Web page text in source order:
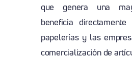
que genera una
beneficia
papelerías y las
comercialización de